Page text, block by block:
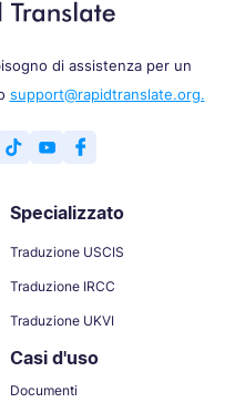
di assistenza per un
support@rapidtranslate.org.
Specializzato
Traduzione USCIS
Traduzione IRCC
Traduzione UKVI
Casi d'uso
Documenti